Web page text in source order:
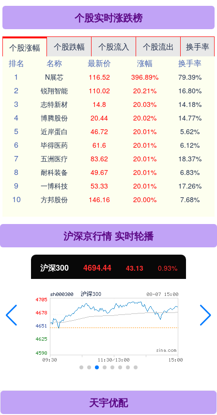
个股实时涨跌榜
个股涨幅 个股跌幅 个股流入 个股流出
换手率
排名
名称 最新价 涨幅
换手率
1
N展芯 116.52 396.89% 79.39%
2 锐翔智能 110.02 20.21% 16.80%
3 志特新材 14.8 20.03% 14.18%
4 博腾股份 20.44 20.02% 14.77%
5 近岸蛋白 46.72 20.01% 5.62%
6 毕得医药 61.6 20.01% 6.12%
7 五洲医疗 83.62 20.01% 18.37%
8 耐科装备 49.67 20.01% 6.83%
9 一博科技 53.33 20.01% 17.26%
10 方邦股份 146.16 20.00% 7.68%
沪深京行情 实时轮播
沪深300 4694.44 43.13 0.93%
天宇优配